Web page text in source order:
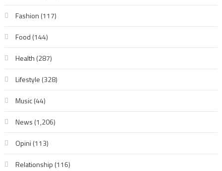
Fashion (117)
Food (144)
Health (287)
Lifestyle (328)
Music(44)
News (1,206)
Opini (113)
Relationship (116)